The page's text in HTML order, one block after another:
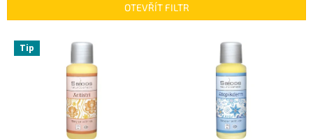
r
OTEVŘÍT FILTR
V Tip